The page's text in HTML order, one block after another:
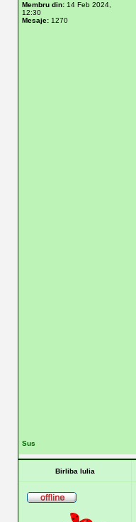
Membru din: 14 Feb 2024,
12:30
Mesaje: 1270
Sus
Birliba Iulia